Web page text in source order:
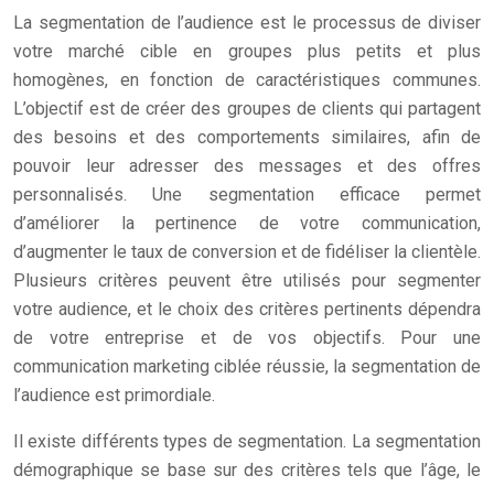
La segmentation de l’audience est le processus de diviser
votre marché cible en groupes plus petits et plus
homogènes, en fonction de caractéristiques communes.
L’objectif est de créer des groupes de clients qui partagent
des besoins et des comportements similaires, afin de
pouvoir leur adresser des messages et des offres
personnalisés. Une segmentation efficace permet
d’améliorer la pertinence de votre communication,
d’augmenter le taux de conversion et de fidéliser la clientèle.
Plusieurs critères peuvent être utilisés pour segmenter
votre audience, et le choix des critères pertinents dépendra
de votre entreprise et de vos objectifs. Pour une
communication marketing ciblée réussie, la segmentation de
l’audience est primordiale.
Il existe différents types de segmentation. La segmentation
démographique se base sur des critères tels que l’âge, le